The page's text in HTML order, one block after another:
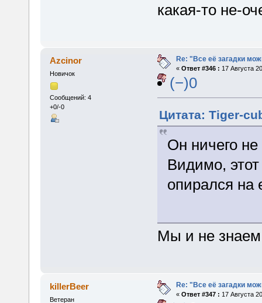
какая-то не-
Azcinor
Новичок
Сообщений: 4
+0/-0
Re: "Все её загадки
« Ответ #346 : 17 Августа
(−)0
Цитата: Tiger-
Он ничего
Видимо,
опирался на
Мы и не знаем
killerBeer
Ветеран
Re: "Все её загадки
« Ответ #347 : 17 Августа